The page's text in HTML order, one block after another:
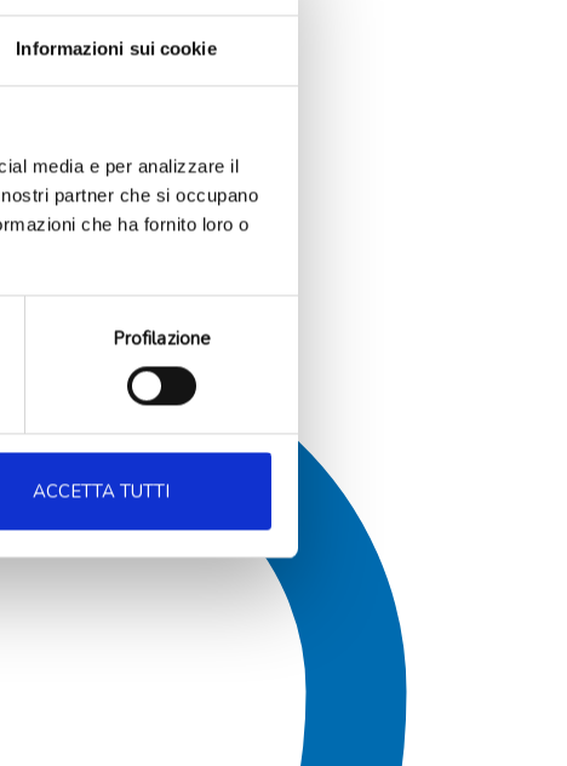
Informazioni sui cookie
media e per analizzare il
partner che si occupano
che ha fornito loro o
Profilazione
ACCETTA TUTTI